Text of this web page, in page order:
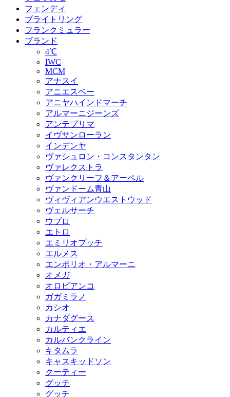
フェンディ
ブライトリング
フランクミュラー
ブランド
4℃
IWC
MCM
アナスイ
アニエスベー
アニヤハインドマーチ
アルマーニジーンズ
アンテプリマ
イヴサンローラン
インデンヤ
ヴァシュロン・コンスタンタン
ヴァレクストラ
ヴァンクリーフ＆アーペル
ヴァンドーム青山
ヴィヴィアンウエストウッド
ヴェルサーチ
ウブロ
エトロ
エミリオプッチ
エルメス
エンポリオ・アルマーニ
オメガ
オロビアンコ
ガガミラノ
カシオ
カナダグース
カルティエ
カルバンクライン
キタムラ
キャスキッドソン
クーティー
グッチ
グッチ